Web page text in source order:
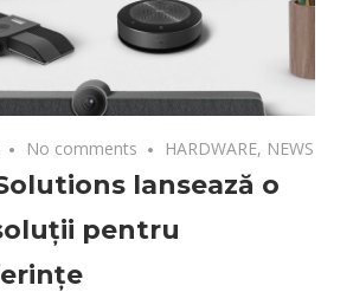
No comments HARDWARE, NEWS
lansează o
pentru